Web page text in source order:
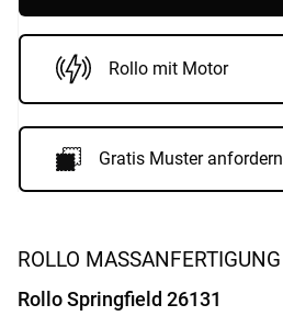
ROLLO MASSANFERTIGUNG
Rollo Springfield 26131
Rollo mit Motor
Gratis Muster anfordern